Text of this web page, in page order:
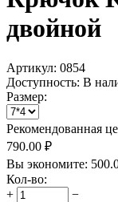
двойной
Артикул: 0854
Доступность: В
Размер:
Рекомендованная
790.00 ₽
Вы экономите:
Кол-во:
+
−